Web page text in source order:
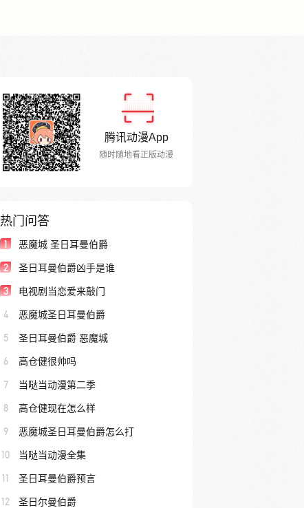
腾讯动漫App
随时随地看正版动漫
热门问答
1 恶魔城 圣日耳曼伯爵
2 圣日耳曼伯爵凶手是谁
3 电视剧当恋爱来敲门
4 恶魔城圣日耳曼伯爵
5 圣日耳曼伯爵 恶魔城
6 高仓健很帅吗
7 当哒当动漫第二季
8 高仓健现在怎么样
9 恶魔城圣日耳曼伯爵怎么打
10 当哒当动漫全集
11 圣日耳曼伯爵预言
12 圣日尔曼伯爵